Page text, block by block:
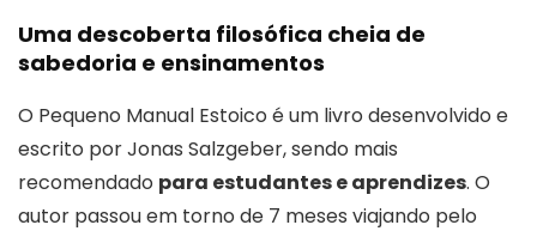
Uma descoberta filosófica cheia de
sabedoria e ensinamentos
O Pequeno Manual Estoico é um livro desenvolvido e
escrito por Jonas Salzgeber, sendo mais
recomendado para estudantes e aprendizes. O
autor passou em torno de 7 meses viajando pelo